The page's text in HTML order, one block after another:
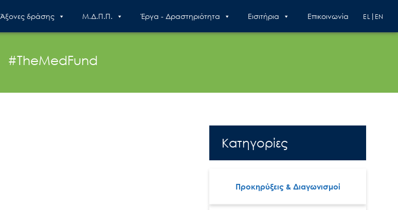
Άξονες δράσης Μ.Δ.Π.Π. Έργα - Δραστηριότητα Εισιτήρια Επικοινωνία EN
EL
#TheMedFund
Κατηγορίες
Προκηρύξεις & Διαγωνισμοί